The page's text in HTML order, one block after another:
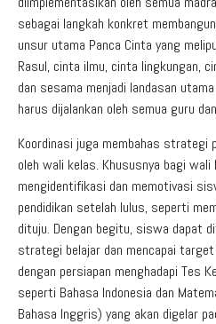
sebagai langkah konkret
unsur utama Panca Cinta yang
Rasul, cinta ilmu, cinta lingkungan,
dan sesama menjadi landasan
harus dijalankan oleh semua guru
Koordinasi juga membahas
oleh wali kelas. Khususnya bagi
mengidentifikasi dan memotivasi
pendidikan setelah lulus, seperti
dituju. Dengan begitu, siswa dapat
strategi belajar dan mencapai
dengan persiapan menghadapi Tes
seperti Bahasa Indonesia dan
Bahasa Inggris) yang akan digelar